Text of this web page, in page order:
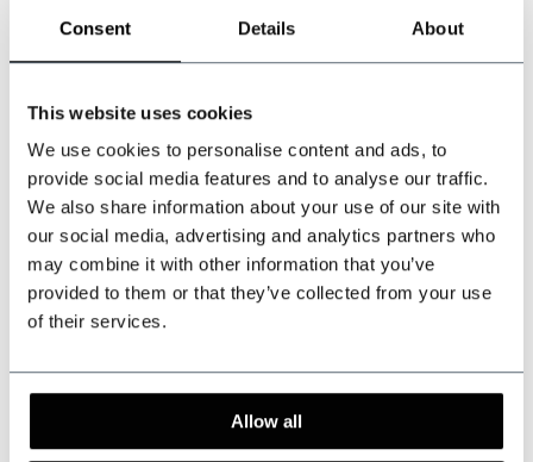
Consent Details About
This website uses cookies
We use cookies to personalise content and ads, to
provide social media features and to analyse our traffic.
We also share information about your use of our site with
our social media, advertising and analytics partners who
may combine it with other information that you’ve
provided to them or that they’ve collected from your use
of their services.
Allow all
El regreso selectivo: cómo llevarlo hoy
No volvió como norma. Volvió como elección consciente, y por eso exige
más criterio. Hoy se lleva cuando el resto del conjunto lo sostiene y el
contexto lo permite.
Una newsboy rinde especialmente bien con un traje de tres piezas en
tweed Harris o en espiga, porque comparten textura, origen y gramaje. La
visera dialoga con el ángulo de la solapa de muesca y con el volumen del
chaleco. Un abrigo largo de paño, en tonos humo, marrón chocolate o
El fedora pide precisión. Elige fieltro con cuerpo, cinta discreta y un ala
proporcionada a la estatura. Si el hombro es estrecho, un ala grande